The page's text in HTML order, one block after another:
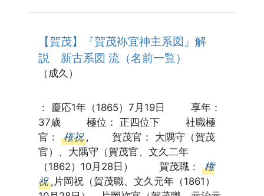
【賀茂】『賀茂袮宜神主系図』解
説 新古系図 流（名前一覧）
（成久）
： 慶応1年（1865）7月19日 享年：
37歳 極位： 正四位下 社職極
官： 権祝 , 賀茂官： 大隅守（賀茂
官）、大隅守（賀茂官、文久二年
（1862）10月28日） 賀茂職： 権
祝 ,片岡祝（賀茂職、文久元年（1861）